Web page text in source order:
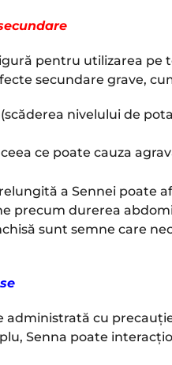
pentru utilizarea pe
secundare grave,
nivelului de
ce poate cauza
a Sennei poate
precum durerea
sunt semne care
administrată cu
Senna poate